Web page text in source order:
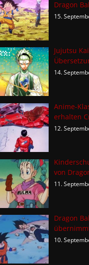
Dragon
15.
Jujutsu
14.
Anime-
erhalten
12.
von
11.
Dragon
10.